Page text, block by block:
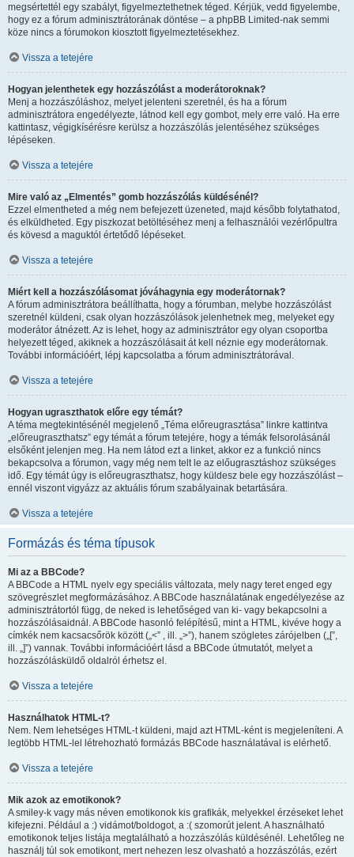
megsértettél egy szabályt, figyelmeztethetnek téged. Kérjük, vedd figyelembe,
hogy ez a fórum adminisztrátorának döntése – a phpBB Limited-nak semmi
köze nincs a fórumokon kiosztott figyelmeztetésekhez.
Vissza a tetejére
Hogyan jelenthetek egy hozzászólást a moderátoroknak?
Menj a hozzászóláshoz, melyet jelenteni szeretnél, és ha a fórum
adminisztrátora engedélyezte, látnod kell egy gombot, mely erre való. Ha erre
kattintasz, végigkísérésre kerülsz a hozzászólás jelentéséhez szükséges
lépéseken.
Vissza a tetejére
Mire való az „Elmentés” gomb hozzászólás küldésénél?
Ezzel elmentheted a még nem befejezett üzeneted, majd később folytathatod,
és elküldheted. Egy piszkozat betöltéséhez menj a felhasználói vezérlőpultra
és kövesd a maguktól értetődő lépéseket.
Vissza a tetejére
Miért kell a hozzászólásomat jóváhagynia egy moderátornak?
A fórum adminisztrátora beállíthatta, hogy a fórumban, melybe hozzászólást
szeretnél küldeni, csak olyan hozzászólások jelenhetnek meg, melyeket egy
moderátor átnézett. Az is lehet, hogy az adminisztrátor egy olyan csoportba
helyezett téged, akiknek a hozzászólásait át kell néznie egy moderátornak.
További információért, lépj kapcsolatba a fórum adminisztrátorával.
Vissza a tetejére
Hogyan ugraszthatok előre egy témát?
A téma megtekintésénél megjelenő „Téma előreugrasztása” linkre kattintva
„előreugraszthatsz” egy témát a fórum tetejére, hogy a témák felsorolásánál
elsőként jelenjen meg. Ha nem látod ezt a linket, akkor ez a funkció nincs
bekapcsolva a fórumon, vagy még nem telt le az előugrasztáshoz szükséges
idő. Egy témát úgy is előreugraszthatsz, hogy küldesz bele egy hozzászólást –
ennél viszont vigyázz az aktuális fórum szabályainak betartására.
Vissza a tetejére
Formázás és téma típusok
Mi az a BBCode?
A BBCode a HTML nyelv egy speciális változata, mely nagy teret enged egy
szövegrészlet megformázásához. A BBCode használatának engedélyezése az
adminisztrátortól függ, de neked is lehetőséged van ki- vagy bekapcsolni a
hozzászólásaidnál. A BBCode hasonló felépítésű, mint a HTML, kivéve hogy a
címkék nem kacsacsőrök között („<” , ill. „>”), hanem szögletes zárójelben („[”,
ill. „]”) vannak. További információért lásd a BBCode útmutatót, melyet a
hozzászólásküldő oldalról érhetsz el.
Vissza a tetejére
Használhatok HTML-t?
Nem. Nem lehetséges HTML-t küldeni, majd azt HTML-ként is megjeleníteni. A
legtöbb HTML-lel létrehozható formázás BBCode használatával is elérhető.
Vissza a tetejére
Mik azok az emotikonok?
A smiley-k vagy más néven emotikonok kis grafikák, melyekkel érzéseket lehet
kifejezni. Például a :) vidámot/boldogot, a :( szomorút jelent. A használható
emotikonok teljes listája megtalálható a hozzászólás küldésénél. Lehetőleg ne
használj túl sok emotikont, mert nehezen lesz olvasható a hozzászólás, ezért